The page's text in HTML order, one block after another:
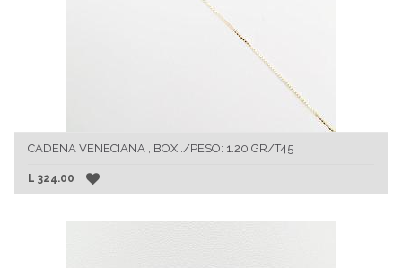
CADENA VENECIANA , BOX ./PESO: 1.20 GR/T45
L 324.00